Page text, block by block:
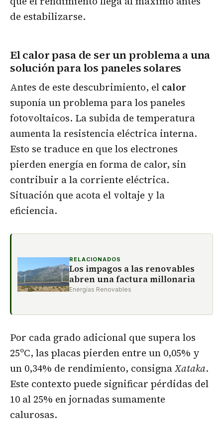
de estabilizarse.
El calor pasa de ser un problema a una
solución para los paneles solares
Antes de este descubrimiento, el calor
suponía un problema para los paneles
fotovoltaicos. La subida de temperatura
aumenta la resistencia eléctrica interna.
Esto se traduce en que los electrones
pierden energía en forma de calor, sin
contribuir a la corriente eléctrica.
Situación que acota el voltaje y la
eficiencia.
RELACIONADOS
Los impagos a las renovables
abren una factura millonaria
Energías Renovables
Por cada grado adicional que supera los
25ºC, las placas pierden entre un 0,05% y
un 0,34% de rendimiento, consignaXataka.
Este contexto puede significar pérdidas del
10 al 25% en jornadas sumamente
calurosas.